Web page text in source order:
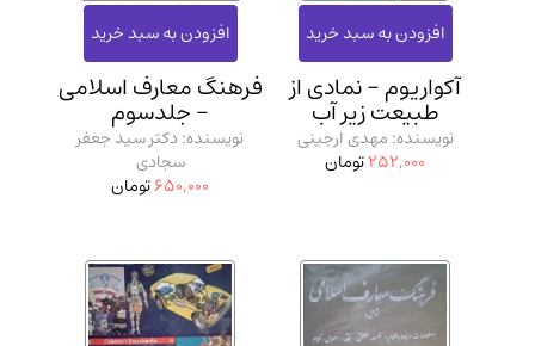
آکواریوم - نمادی از
طبیعت زیر آب
نویسنده: مهدی ارجینی
252,000تومان
فرهنگ معارف اسلامی
- جلدسوم
نویسنده: دکتر سید جعفر
سجادی
650,000تومان